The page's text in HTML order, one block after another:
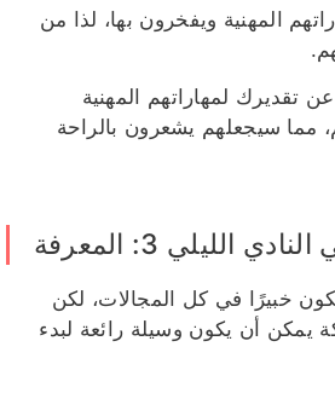
المهنية ويفخرون بها، لذا من
تقديرك لمهاراتهم المهنية
مما سيجعلهم يشعرون بالراحة
الليلي 3: المعرفة
خبيرًا في كل المجالات، لكن
أن يكون وسيلة رائعة لبدء